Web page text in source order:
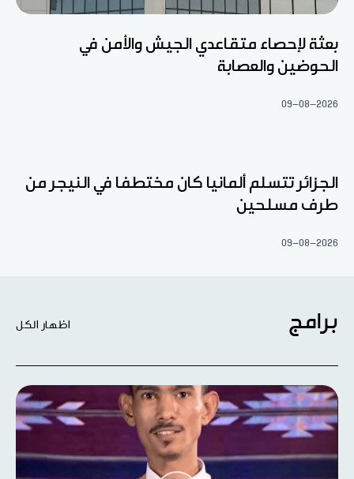
بعثة لإحصاء متقاعدي الجيش والأمن في
الحوضين والعصابة
09-08-2026
الجزائر تتسلم ألمانيا كان مختطفا في النيجر من
طرف مسلحين
09-08-2026
برامج اظهار الكل